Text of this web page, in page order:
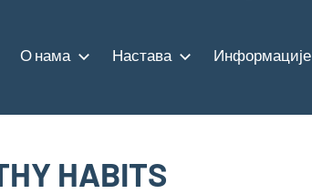
О нама Настава Информације
HABITS